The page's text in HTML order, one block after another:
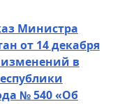
Министра
от 14 декабря
изменений в
№ 540 «Об